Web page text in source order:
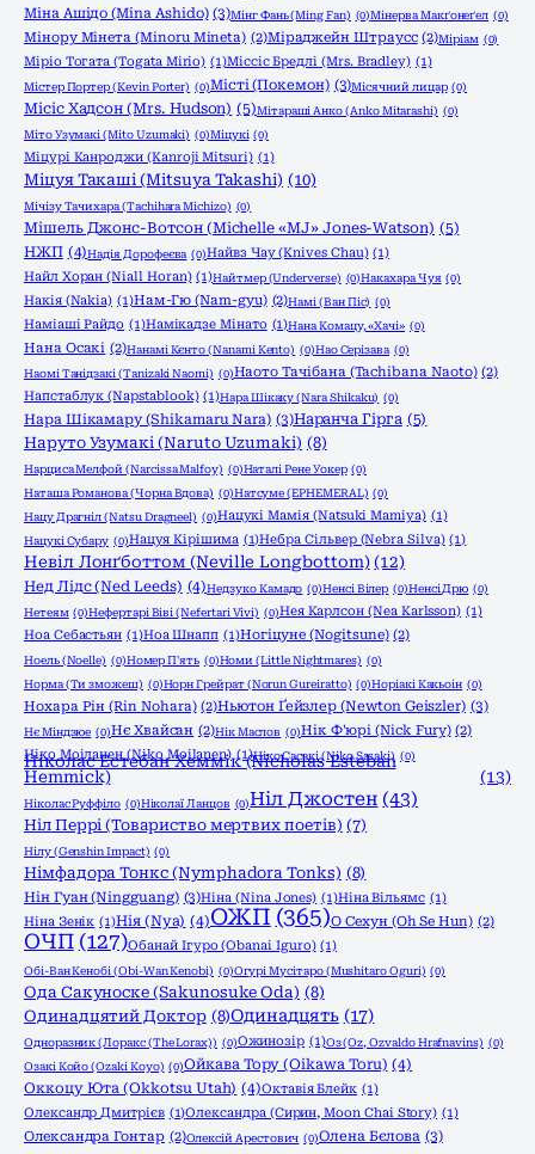
Міна Ашідо (Mina Ashido) (3)Мінг Фань (Ming Fan) (0)Мінерва Макґонеґел (0)
Мінору Мінета (Minoru Mineta) (2)Міраджейн Штраусс (2)Міріам (0)
Міріо Тогата (Togata Mirio) (1)Міссіс Бредлі (Mrs. Bradley) (1)
Містер Портер (Kevin Porter) (0)Місті (Покемон) (3)Місячний лицар (0)
Місіс Хадсон (Mrs. Hudson) (5)Мітараші Анко (Anko Mitarashi) (0)
Міто Узумакі (Mito Uzumaki) (0)Міцукі (0)
Міцурі Канроджи (Kanroji Mitsuri) (1)
Міцуя Такаші (Mitsuya Takashi) (10)
Мічізу Тачихара (Tachihara Michizo) (0)
Мішель Джонс-Вотсон (Michelle «MJ» Jones-Watson) (5)
НЖП (4)Надія Дорофеєва (0)Найвз Чау (Knives Chau) (1)
Найл Хоран (Niall Horan) (1)Найтмер (Underverse) (0)Накахара Чуя (0)
Накія (Nakia) (1)Нам-Гю (Nam-gyu) (2)Намі (Ван Піс) (0)
Наміаші Райдо (1)Намікадзе Мінато (1)Нана Комацу, «Хачі» (0)
Нана Осакі (2)Нанамі Кєнто (Nanami Kento) (0)Нао Серізава (0)
Наомі Танідзакі (Tanizaki Naomi) (0)Наото Тачібана (Tachibana Naoto) (2)
Напстаблук (Napstablook) (1)Нара Шікаку (Nara Shikaku) (0)
Нара Шікамару (Shikamaru Nara) (3)Наранча Гірга (5)
Наруто Узумакі (Naruto Uzumaki) (8)
Нарциса Мелфой (Narcissa Malfoy) (0)Наталі Рене Уокер (0)
Наташа Романова (Чорна Вдова) (0)Натсуме (EPHEMERAL) (0)
Нацу Драгніл (Natsu Dragneel) (0)Нацукі Мамія (Natsuki Mamiya) (1)
Нацукі Субару (0)Нацуя Кірішима (1)Небра Сільвер (Nebra Silva) (1)
Невіл Лонґботтом (Neville Longbottom) (12)
Нед Лідс (Ned Leeds) (4)Недзуко Камадо (0)Ненсі Вілер (0)Ненсі Дрю (0)
Нетеям (0)Нефертарі Віві (Nefertari Vivi) (0)Нея Карлсон (Nea Karlsson) (1)
Ноа Себастьян (1)Ноа Шнапп (1)Ногіцуне (Nogitsune) (2)
Ноель (Noelle) (0)Номер П'ять (0)Номи (Little Nightmares) (0)
Норма (Ти зможеш) (0)Норн Грейрат (Norun Gureiratto) (0)Норіакі Какьоін (0)
Нохара Рін (Rin Nohara) (2)Ньютон Ґейзлер (Newton Geiszler) (3)
Нє Міндзюе (0)Нє Хвайсан (2)Нік Маслов (0)Нік Ф'юрі (Nick Fury) (2)
Ніко Моіланен (Niko Moilanen) (1)Ніко Сасакі (Niko Sasaki) (0)
Ніколас Естебан Хеммік (Nicholas Esteban
Hemmick)
(13)
Ніколас Руффіло (0)Ніколаї Ланцов (0)Ніл Джостен (43)
Ніл Перрі (Товариство мертвих поетів) (7)
Нілу (Genshin Impact) (0)
Німфадора Тонкс (Nymphadora Tonks) (8)
Нін Гуан (Ningguang) (3)Ніна (Nina Jones) (1)Ніна Вільямс (1)
Ніна Зенік (1)Нія (Nya) (4)ОЖП (365)О Сехун (Oh Se Hun) (2)
ОЧП (127)Обанай Ігуро (Obanai Iguro) (1)
Обі-Ван Кенобі (Obi-Wan Kenobi) (0)Огурі Мусітаро (Mushitaro Oguri) (0)
Ода Сакуноске (Sakunosuke Oda) (8)
Одинадцятий Доктор (8)Одинадцять (17)
Одноразник (Лоракс (The Lorax)) (0)Ожинозір (1)Оз (Oz, Ozvaldo Hrafnavins) (0)
Озакі Койо (Ozaki Koyo) (0)Ойкава Тору (Oikawa Toru) (4)
Оккоцу Юта (Okkotsu Utah) (4)Октавія Блейк (1)
Олександр Дмитрієв (1)Олександра (Сирин, Moon Chai Story) (1)
Олександра Гонтар (2)Олексій Арестович (0)Олена Бєлова (3)